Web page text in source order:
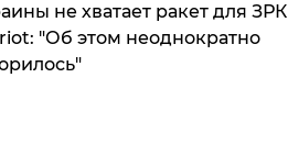
не хватает ракет для ЗРК
"Об этом неоднократно